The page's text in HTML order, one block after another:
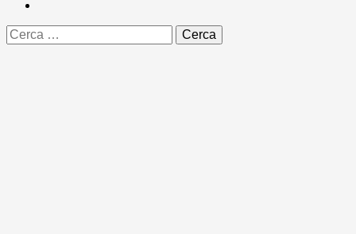
Ricerca
per: